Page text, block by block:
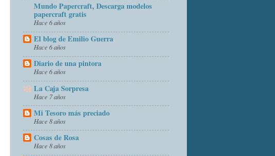
Mundo Papercraft, Descarga modelos
papercraft gratis
Hace 6 años
El blog de Emilio Guerra
Hace 6 años
Diario de una pintora
Hace 6 años
La Caja Sorpresa
Hace 7 años
Mi Tesoro más preciado
Hace 8 años
Cosas de Rosa
Hace 8 años